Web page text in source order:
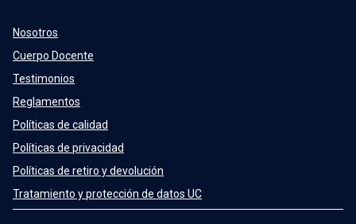
Nosotros
Cuerpo Docente
Testimonios
Reglamentos
Políticas de calidad
Políticas de privacidad
Políticas de retiro y devolución
Tratamiento y protección de datos UC